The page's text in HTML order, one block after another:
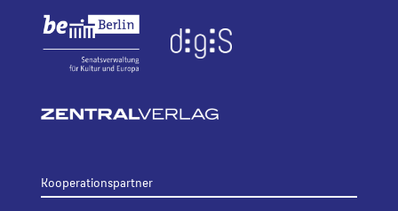
Kooperationspartner